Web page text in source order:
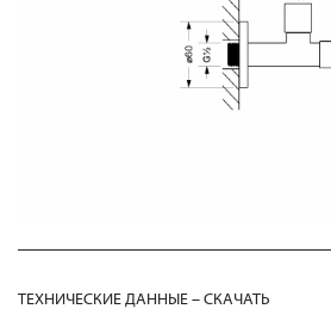
ТЕХНИЧЕСКИЕ ДАННЫЕ – СКАЧАТЬ